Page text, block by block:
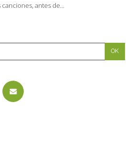
antes de...